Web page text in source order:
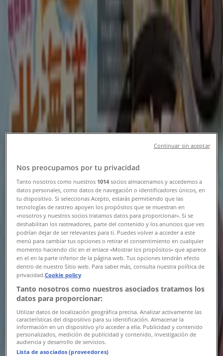
レストラン 下関市：クーポン、メニュ
ー、割引情報
下関市のTiendeo
レストランの下関市チラシ
8月5日（水）スタート！デカ盛祭 開催いたし
ます！
8/19 日まで有効下関市
びっくりドンキー
排他的な取引と掘り出し物
ニューヨーカーズカフェ
ニューヨーカーズカフェ メニュー
Nos preocupamos por tu privacidad
Tanto nosotros como nuestros 1014 socios almacenamos y accedemos a
datos personales, como datos de navegación o identificadores únicos, en
tu dispositivo. Si seleccionas Acepto, estarás permitiendo que las
tecnologías de rastreo apoyen los propósitos que se muestran en
«nosotros y nuestros socios tratamos datos para proporcionar». Si se
deshabilitan los rastreadores, parte del contenido y los anuncios que ves
podrían dejar de ser relevantes para ti. Puedes volver a acceder a este
menú para cambiar tus opciones o retirar el consentimiento en cualquier
momento haciendo clic en el enlace «Mostrar los propósitos» que aparece
en el en la parte inferior de la página web. Tus opciones tendrán efecto
dentro de nuestro Sitio web. Para saber más, consulta nuestra política de
privacidad.Cookie policy
Tanto nosotros como nuestros asociados tratamos los
datos para proporcionar:
Utilizar datos de localización geográfica precisa. Analizar activamente las
características del dispositivo para su identificación. Almacenar la
información en un dispositivo y/o acceder a ella. Publicidad y contenido
personalizados, medición de publicidad y contenido, investigación de
audiencia y desarrollo de servicios.
Lista de asociados (proveedores)
Continuar sin aceptar